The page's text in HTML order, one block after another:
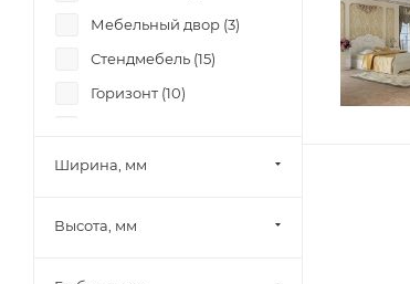
Мебельный двор (3)
Стендмебель (15)
Горизонт (10)
Боровичи-мебель (
Памир (
Ширина, мм
Высота, мм